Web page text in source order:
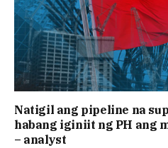
Natigil ang pipeline na
habang iginiit ng PH ang
– analyst